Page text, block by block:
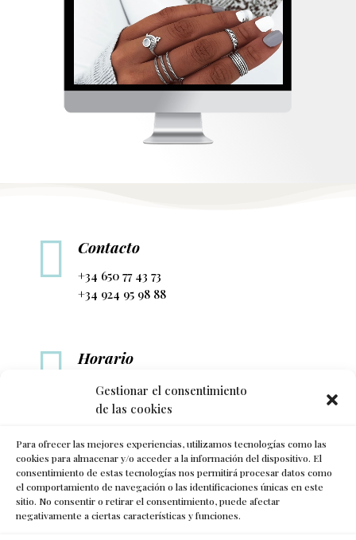
Gestionar el consentimiento
de las cookies
Para ofrecer las mejores experiencias, utilizamos tecnologías como las
cookies para almacenar y/o acceder a la información del dispositivo. El
consentimiento de estas tecnologías nos permitirá procesar datos como
el comportamiento de navegación o las identificaciones únicas en este
sitio. No consentir o retirar el consentimiento, puede afectar
negativamente a ciertas características y funciones.
 Contacto
+34 650 77 43 73
+34 924 95 98 88
 Horario
L-V: 10h a 14h y de 17h a 21h
 Síguenos